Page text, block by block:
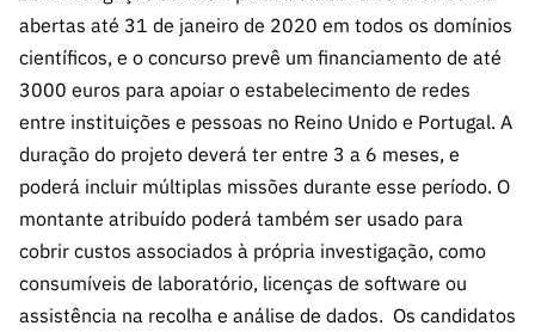
Concursos
Comunicado
s
Parcerias
Consultas
públicas
Manifesta
ções de
Interesse
FCCN,
serviços
digitais da
FCT
abertas até 31 de janeiro de 2020 em todos os domínios
científicos, e o concurso prevê um financiamento de até
3000 euros para apoiar o estabelecimento de redes
entre instituições e pessoas no Reino Unido e Portugal. A
duração do projeto deverá ter entre 3 a 6 meses, e
poderá incluir múltiplas missões durante esse período. O
montante atribuído poderá também ser usado para
cobrir custos associados à própria investigação, como
consumíveis de laboratório, licenças de software ou
assistência na recolha e análise de dados. Os candidatos